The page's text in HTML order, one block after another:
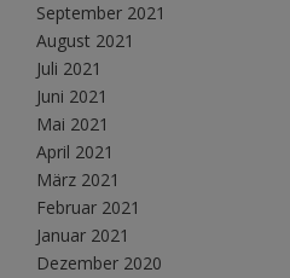
September 2021
August 2021
Juli 2021
Juni 2021
Mai 2021
April 2021
März 2021
Februar 2021
Januar 2021
Dezember 2020